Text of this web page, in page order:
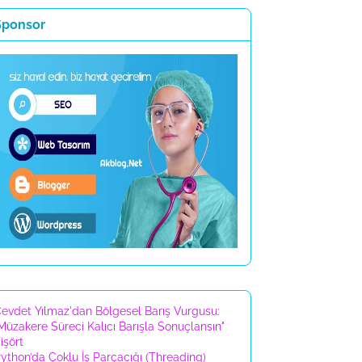
Yılmaz'dan Bölgesel Barış Vurgusu:
Süreci Kalıcı Barışla Sonuçlansın"
Çoklu İş Parçacığı (Threading)